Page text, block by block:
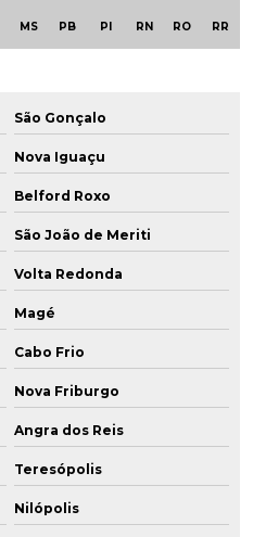
MS PB PI RN RO RR
São Gonçalo
Nova Iguaçu
Belford Roxo
São João de Meriti
Volta Redonda
Magé
Cabo Frio
Nova Friburgo
Angra dos Reis
Teresópolis
Nilópolis